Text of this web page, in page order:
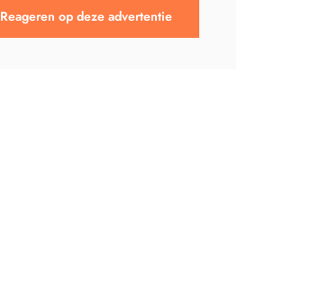
Reageren op deze advertentie